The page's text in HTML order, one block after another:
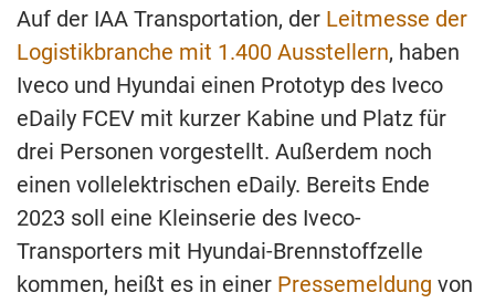
Auf der IAA Transportation, der Leitmesse der
Logistikbranche mit 1.400 Ausstellern, haben
Iveco und Hyundai einen Prototyp des Iveco
eDaily FCEV mit kurzer Kabine und Platz für
drei Personen vorgestellt. Außerdem noch
einen vollelektrischen eDaily. Bereits Ende
2023 soll eine Kleinserie des Iveco-
Transporters mit Hyundai-Brennstoffzelle
kommen, heißt es in einer Pressemeldung von